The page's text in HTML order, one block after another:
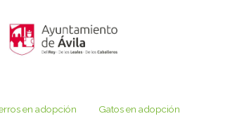
en adopción Gatos en adopción